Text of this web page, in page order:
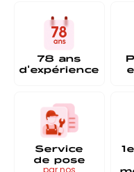
78 ans
d'expérience
Service
de pose